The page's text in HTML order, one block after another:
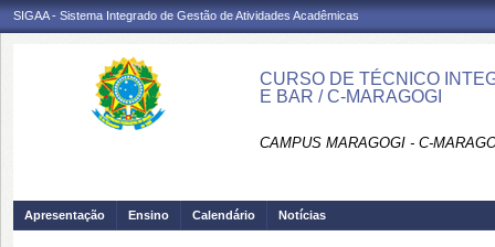
SIGAA - Sistema Integrado de Gestão de Atividades Acadêmicas
CURSO DE TÉCNICO
E BAR / C-MARAGOGI
CAMPUS MARAGOGI - C-
Apresentação Ensino Calendário Notícias